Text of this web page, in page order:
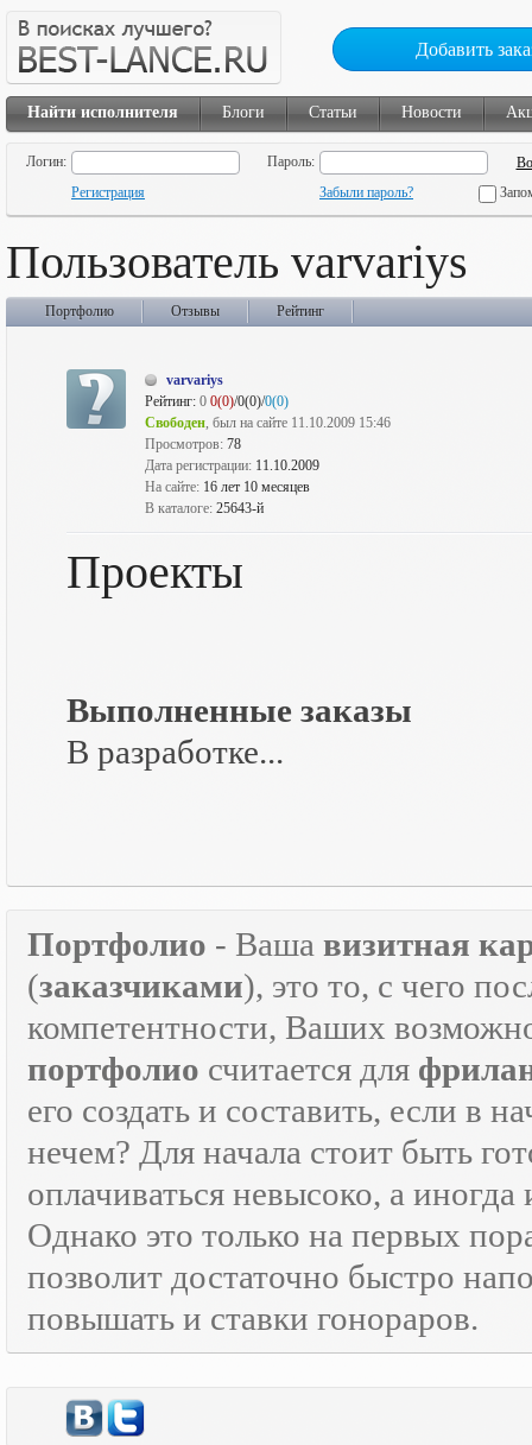
Добавить
Найти исполнителя Блоги Статьи Новости
Логин:
Пароль:
Регистрация
Забыли пароль?
Пользователь varvariys
Портфолио Отзывы Рейтинг
varvariys
Рейтинг: 0 0(0)/0(0)/0(0)
Свободен, был на сайте 11.10.2009 15:46
Просмотров: 78
Дата регистрации: 11.10.2009
На сайте: 16 лет 10 месяцев
В каталоге: 25643-й
Проекты
Выполненные заказы
В разработке...
Портфолио - Ваша визитная
(заказчиками), это то, с чего
компетентности, Ваших
портфолио считается для
его создать и составить, если в
нечем? Для начала стоит быть
оплачиваться невысоко, а
Однако это только на первых
позволит достаточно быстро
повышать и ставки гонораров.